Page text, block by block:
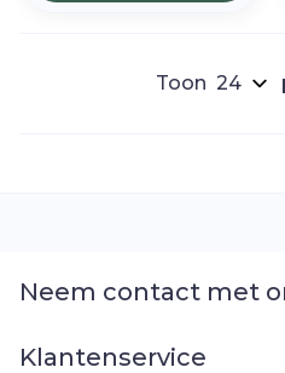
Toon
Neem contact met
Klantenservice